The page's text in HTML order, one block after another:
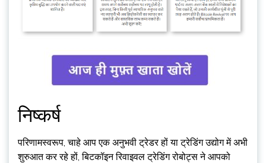
निष्कर्ष
परिणामस्वरूप, चाहे आप एक अनुभवी ट्रेडर हों या ट्रेडिंग उद्योग में अभी
शुरुआत कर रहे हों, बिटकॉइन रिवाइवल ट्रेडिंग रोबोट्स ने आपको